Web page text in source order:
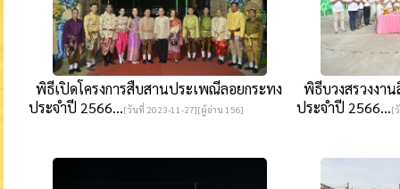
พิธีเปิดโครงการสืบสานประเพณีลอยกระทง
ประจำปี 2566...[วันที่ 2023-11-27][ผู้อ่าน 156]
พิธีบวงสรวงงา
ประจำปี 2566...[